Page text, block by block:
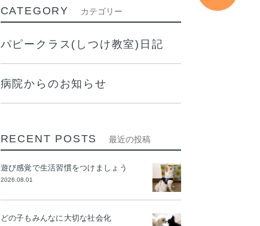
CATEGORY カテゴリー
パピークラス(しつけ教室)日記
病院からのお知らせ
RECENT POSTS 最近の投稿
遊び感覚で生活習慣をつけましょう
2026.08.01
どの子もみんなに大切な社会化